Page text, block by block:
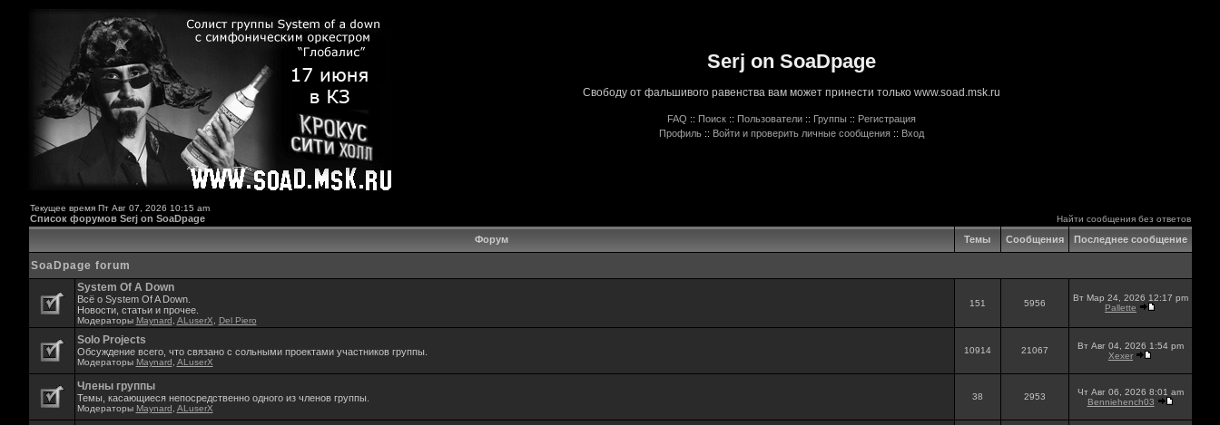
Serj on SoaDpage
Свободу от фальшивого равенства вам может принести только www.soad.msk.ru
FAQ :: Поиск :: Пользователи :: Группы :: Регистрация
Профиль :: Войти и проверить личные сообщения :: Вход
Текущее время Пт Авг 07, 2026 10:15 am
Список форумов Serj on SoaDpage Найти сообщения без ответов
Форум Темы Сообщения Последнее сообщение
SoaDpage forum
System Of A Down
Всё о System Of A Down.
Новости, статьи и прочее.
Модераторы Maynard ALuserX Del Piero
151 5956
Вт Мар 24, 2026 12:17 pm
Pallette
Solo Projects
Обсуждение всего, что связано с сольными проектами участников группы.
Модераторы Maynard ALuserX
10914 21067
Вт Авг 04, 2026 1:54 pm
Xexer
Члены группы
Темы, касающиеся непосредственно одного из членов группы.
Модераторы Maynard ALuserX
38 2953
Чт Авг 06, 2026 8:01 am
Benniehench03